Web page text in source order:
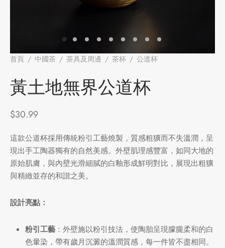
首頁 / 中國茶 / 茶具及周邊 / 茶杯 / 公道杯
黃土地無界公道杯
$30.99
這款公道杯採用傳統粉引工藝燒製，質感粗獷而不失溫潤，呈
現出手工陶器獨有的自然美感。外壁肌理感豐富，如同大地的
原始肌膚，與內壁光滑細膩的白釉形成鮮明對比，展現出粗獷
與精緻並存的和諧之美。
設計亮點：
粉引工藝 ：外壁施以粉引技法，使陶胎呈現朦朧柔和的白
色暈染，帶有歲月沉澱的溫潤質感，每一件皆不盡相同。
國茶
分類
因含量分類
分類
分類
儲